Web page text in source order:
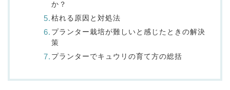
か？
枯れる原因と対処法
プランター栽培が難しいと感じたときの解決
策
プランターでキュウリの育て方の総括